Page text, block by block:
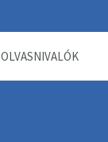
OLVASNIVALÓK